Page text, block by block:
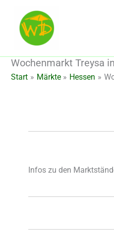
springen
Wochenmarkt Treysa
Start Märkte Hessen
Infos zu den